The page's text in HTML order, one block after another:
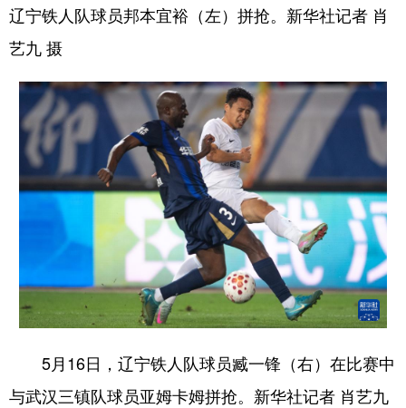
辽宁铁人队球员邦本宜裕（左）拼抢。新华社记者 肖
艺九 摄
5月16日，辽宁铁人队球员臧一锋（右）在比赛中
与武汉三镇队球员亚姆卡姆拼抢。新华社记者 肖艺九